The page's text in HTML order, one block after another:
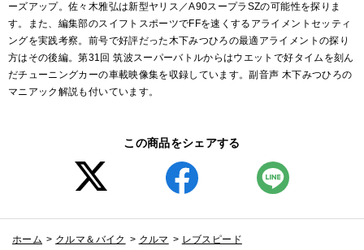
ーズアップ。佐々木雅弘は新型ヤリス／A90スープラSZの可能性を探りま
す。また、編集部のスイフトスポーツでFFを速くするアライメントセッティ
ングを実践考察。前号で好評だった木下みつひろの最適アライメントの探り
方はその後編。第31回 筑波スーパーバトルからはウエットで好タイムを刻ん
だチューニングカーの車載映像集を収録しています。副音声 木下みつひろの
マニアック解説も付いています。
この商品をシェアする
ホーム > クルマ＆バイク > クルマ > レブスピード